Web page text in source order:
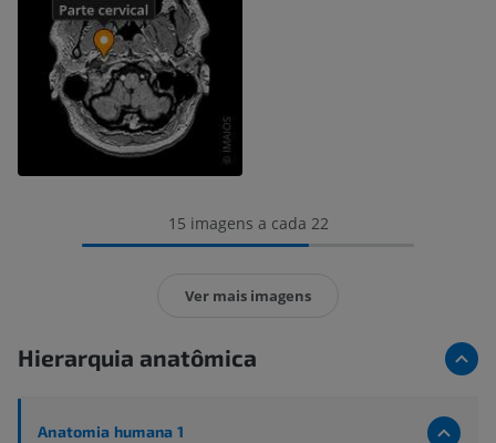
15 imagens a cada 22
Ver mais imagens
Hierarquia anatômica
Anatomia humana 1